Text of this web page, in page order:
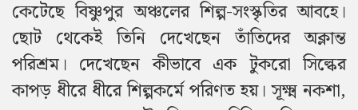
কেটেছে বিষ্ণুপুর অঞ্চলের শিল্প-সংস্কৃতির আবহে।
ছোট থেকেই তিনি দেখেছেন তাঁতিদের অক্লান্ত
পরিশ্রম। দেখেছেন কীভাবে এক টুকরো সিল্কের
কাপড় ধীরে ধীরে শিল্পকর্মে পরিণত হয়। সূক্ষ্ম নকশা,